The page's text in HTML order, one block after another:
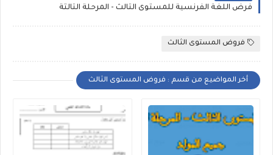
فرض اللغة الفرنسية للمستوى الثالث - المرحلة الثالثة
فروض المستوى الثالث
أخر المواضيع من قسم : فروض المستوى الثالث